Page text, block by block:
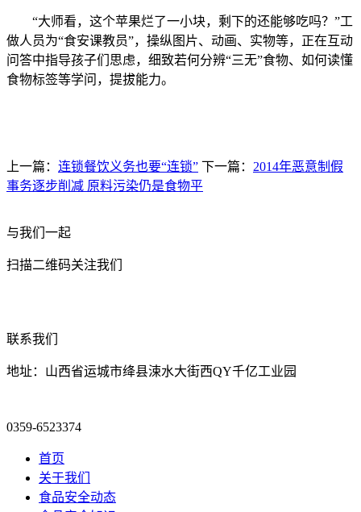
“大师看，这个苹果烂了一小块，剩下的还能够吃吗？”工
做人员为“食安课教员”，操纵图片、动画、实物等，正在互动
问答中指导孩子们思虑，细致若何分辨“三无”食物、如何读懂
食物标签等学问，提拔能力。
上一篇： 连锁餐饮义务也要“连锁” 下一篇： 2014年恶意制假
事务逐步削减 原料污染仍是食物平
与我们一起
扫描二维码关注我们
联系我们
地址：山西省运城市绛县涑水大街西QY千亿工业园
0359-6523374
首页
关于我们
食品安全动态